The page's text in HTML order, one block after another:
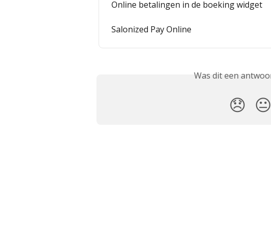
Online betalingen in de boeking widget
Salonized Pay Online
Was dit een
😞 😐